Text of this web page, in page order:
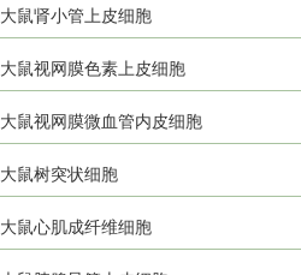
大鼠肾小管上皮细胞
大鼠视网膜色素上皮细胞
大鼠视网膜微血管内皮细胞
大鼠树突状细胞
大鼠心肌成纤维细胞